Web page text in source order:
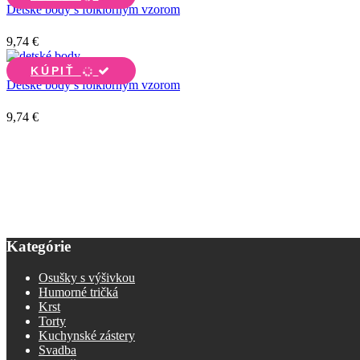
Detské body s folklórnym vzorom
9,74 €
KÚPIŤ
Detské body s folklórnym vzorom
9,74 €
Kategórie
Osušky s výšivkou
Humorné tričká
Krst
Torty
Kuchynské zástery
Svadba